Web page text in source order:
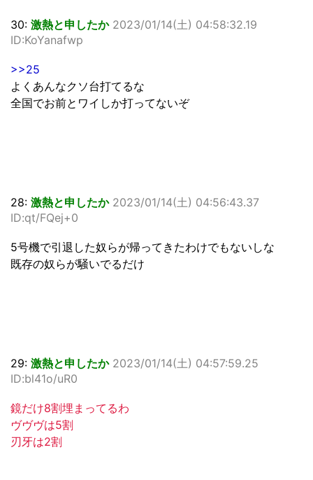
30: 激熱と申したか 2023/01/14(土) 04:58:32.19
ID:KoYanafwp
>>25
よくあんなクソ台打てるな
全国でお前とワイしか打ってないぞ
28: 激熱と申したか 2023/01/14(土) 04:56:43.37
ID:qt/FQej+0
5号機で引退した奴らが帰ってきたわけでもないしな
既存の奴らが騒いでるだけ
29: 激熱と申したか 2023/01/14(土) 04:57:59.25
ID:bl41o/uR0
鏡だけ8割埋まってるわ
ヴヴヴは5割
刃牙は2割